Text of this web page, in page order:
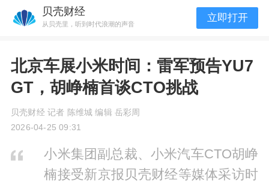
贝壳财经
从贝壳里，听到时代浪潮的声音
立即打开
北京车展小米时间：雷军预告YU7
GT，胡峥楠首谈CTO挑战
贝壳财经 记者 陈维城 编辑 岳彩周
2026-04-25 09:31
小米集团副总裁、小米汽车CTO胡峥
楠接受新京报贝壳财经等媒体采访时